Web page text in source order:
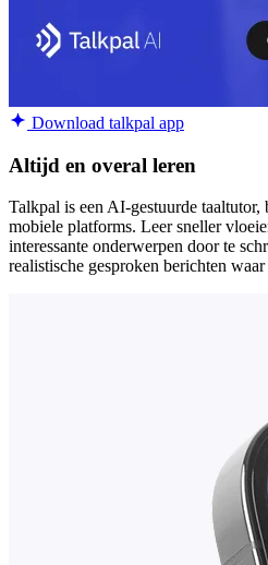
Download talkpal app
Altijd en overal leren
Talkpal is een AI-gestuurde taaltutor,
mobiele platforms. Leer sneller
interessante onderwerpen door te
realistische gesproken berichten